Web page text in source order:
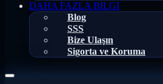
DAHA FAZLA BILGI
Blog
SSS
Bize Ulaşın
Sigorta ve Koruma